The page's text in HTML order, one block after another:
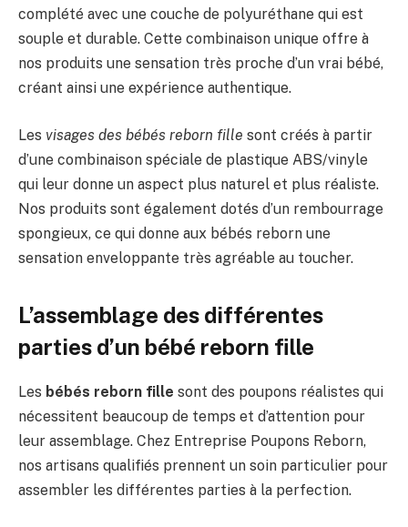
complété avec une couche de polyuréthane qui est
souple et durable. Cette combinaison unique offre à
nos produits une sensation très proche d’un vrai bébé,
créant ainsi une expérience authentique.
Les visages des bébés reborn fille sont créés à partir
d’une combinaison spéciale de plastique ABS/vinyle
qui leur donne un aspect plus naturel et plus réaliste.
Nos produits sont également dotés d’un rembourrage
spongieux, ce qui donne aux bébés reborn une
sensation enveloppante très agréable au toucher.
L’assemblage des différentes
parties d’un bébé reborn fille
Les bébés reborn fille sont des poupons réalistes qui
nécessitent beaucoup de temps et d’attention pour
leur assemblage. Chez Entreprise Poupons Reborn,
nos artisans qualifiés prennent un soin particulier pour
assembler les différentes parties à la perfection.